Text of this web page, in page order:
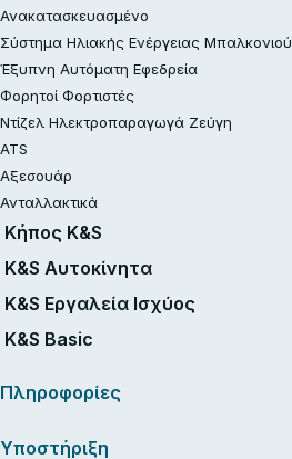
Ανακατασκευασμένο
Σύστημα Ηλιακής Ενέργειας Μπαλκονιού
Έξυπνη Αυτόματη Εφεδρεία
Φορητοί Φορτιστές
Ντίζελ Ηλεκτροπαραγωγά Ζεύγη
ATS
Αξεσουάρ
Ανταλλακτικά
Κήπος K&S
Ενοποιημένο Σύστημα Μπαταριών
Ανακατασκευασμένο
Αλυσοπρίονα
Χλοοκοπτικά
Ψαλίδια Μπορντούρας
K&S Αυτοκίνητα
Αεροσυμπιεστές
K&S Εργαλεία Ισχύος
Ηλεκτρικά Εργαλεία
K&S Basic
Γεννήτριες Inverter K&S Basic
Πληροφορίες
Χρήσιμα άρθρα
Υποστήριξη